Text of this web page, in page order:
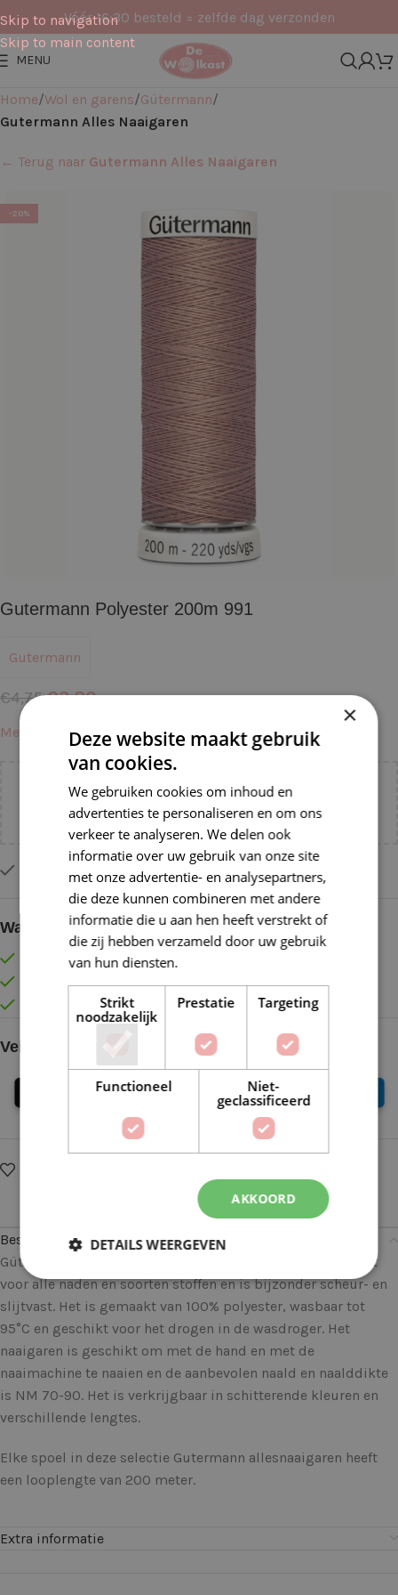
Skip to navigation
Skip to main content
Vóór 16:30 besteld = zelfde dag verzonden
MENU
Home Wol en garens Gütermann
Gutermann Alles Naaigaren
← Terug naar Gutermann Alles Naaigaren
-20%
Gutermann Polyester 200m 991
Gutermann
€4,75 €3,80
Meer informatie →
Voeg nog€ 55,00toe voorgratis verzending binnen
Slechts 1 resterend op voorraad
Waarom kopen bij de Wolkast?
Lage verzendkosten vanaf € 4,99 binnen NL
Gratis verzonden vanaf €55,-
Vóór 16:30 besteld = Zelfde (werk)dag verzonden
Veilig online betalen
Beschrijving
Gütermann allesnaaigaren kan universeel worden gebruikt
voor alle naden en soorten stoffen en is bijzonder scheur- en
slijtvast. Het is gemaakt van 100% polyester, wasbaar tot
95°C en geschikt voor het drogen in de wasdroger. Het
naaigaren is geschikt om met de hand en met de
naaimachine te naaien en de aanbevolen naald en naalddikte
is NM 70-90. Het is verkrijgbaar in schitterende kleuren en
verschillende lengtes.
Elke spoel in deze selectie Gutermann allesnaaigaren heeft
een looplengte van 200 meter.
Extra informatie
×
Deze website maakt gebruik
van cookies.
We gebruiken cookies om inhoud en
advertenties te personaliseren en om ons
verkeer te analyseren. We delen ook
informatie over uw gebruik van onze site
met onze advertentie- en analysepartners,
die deze kunnen combineren met andere
informatie die u aan hen heeft verstrekt of
die zij hebben verzameld door uw gebruik
van hun diensten.
Strikt
noodzakelijk
Prestatie Targeting
Functioneel
Niet-
geclassificeerd
AKKOORD
DETAILS WEERGEVEN